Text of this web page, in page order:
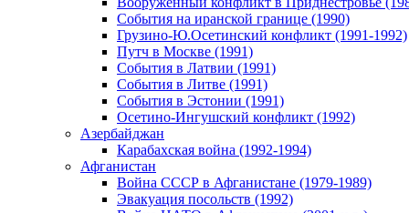
События на иранской границе (1990)
Грузино-Ю.Осетинский конфликт (1991-1992)
Путч в Москве (1991)
События в Латвии (1991)
События в Литве (1991)
События в Эстонии (1991)
Осетино-Ингушский конфликт (1992)
Азербайджан
Карабахская война (1992-1994)
Афганистан
Война СССР в Афганистане (1979-1989)
Эвакуация посольств (1992)